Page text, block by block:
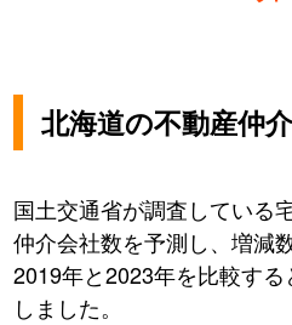
北海道の不動産仲
国土交通省が調査している
仲介会社数を予測し、増減
2019年と2023年を比較す
しました。